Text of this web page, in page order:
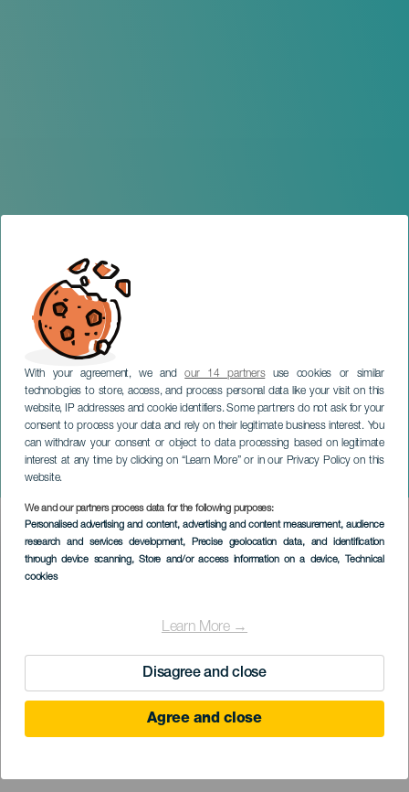
With your agreement, we andour 14 partnersuse cookies or similar
technologies to store, access, and process personal data like your visit on this
website, IP addresses and cookie identifiers. Some partners do not ask for your
consent to process your data and rely on their legitimate business interest. You
can withdraw your consent or object to data processing based on legitimate
interest at any time by clicking on “Learn More” or in our Privacy Policy on this
website.
We and our partners process data for the following purposes:
Personalised advertising and content, advertising and content measurement, audience
research and services development, Precise geolocation data, and identification
through device scanning, Store and/or access information on a device, Technical
cookies
Learn More →
Disagree and close
Agree and close
Láska k Phaedře
TENERIFE
Imagen
Listado